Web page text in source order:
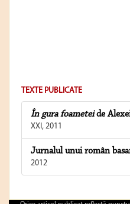
TEXTE PUBLICATE
În gura foameteide
XXI, 2011
Jurnalul unui român
2012